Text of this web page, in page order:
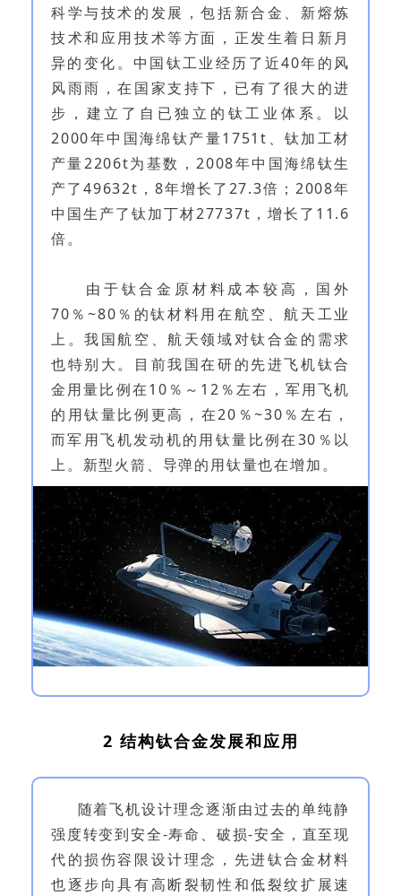
科学与技术的发展，包括新合金、新熔炼
技术和应用技术等方面，正发生着日新月
异的变化。中国钛工业经历了近40年的风
风雨雨，在国家支持下，已有了很大的进
步，建立了自已独立的钛工业体系。以
2000年中国海绵钛产量1751t、钛加工材
产量2206t为基数，2008年中国海绵钛生
产了49632t，8年增长了27.3倍；2008年
中国生产了钛加丁材27737t，增长了11.6
倍。
由于钛合金原材料成本较高，国外
70％~80％的钛材料用在航空、航天工业
上。我国航空、航天领域对钛合金的需求
也特别大。目前我国在研的先进飞机钛合
金用量比例在10％～12％左右，军用飞机
的用钛量比例更高，在20％~30％左右，
而军用飞机发动机的用钛量比例在30％以
上。新型火箭、导弹的用钛量也在增加。
2 结构钛合金发展和应用
随着飞机设计理念逐渐由过去的单纯静
强度转变到安全-寿命、破损-安全，直至现
代的损伤容限设计理念，先进钛合金材料
也逐步向具有高断裂韧性和低裂纹扩展速